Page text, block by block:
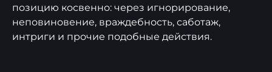
позицию косвенно: через игнорирование,
неповиновение, враждебность, саботаж,
интриги и прочие подобные действия.